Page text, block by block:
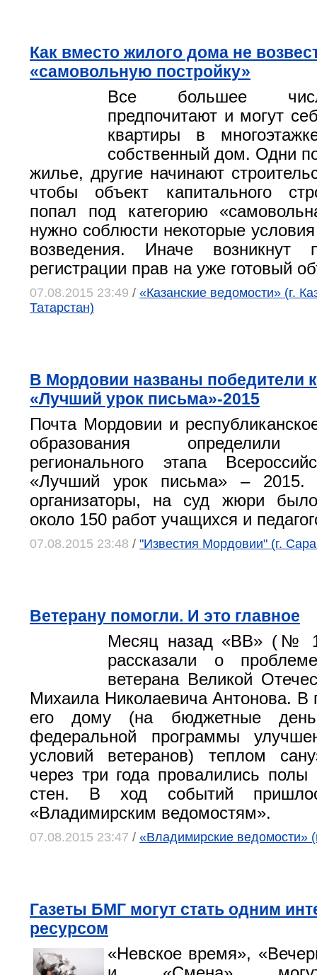
Как вместо жилого дома не
«самовольную постройку»
Все большее
предпочитают и могут
квартиры в
собственный дом. Одни
жилье, другие начинают
чтобы объект капитального
попал под категорию
нужно соблюсти некоторые
возведения. Иначе возникнут
регистрации прав на уже готовый
07.08.2015 23:49 / «Казанские ведомости» (г.
Татарстан)
В Мордовии названы победители
«Лучший урок письма»-2015
Почта Мордовии и
образования определили
регионального этапа
«Лучший урок письма» – 2015.
организаторы, на суд жюри было
около 150 работ учащихся и
07.08.2015 23:48 / "Известия Мордовии" (г.
Ветерану помогли. И это главное
Месяц назад «ВВ» (№
рассказали о
ветерана Великой
Михаила Николаевича Антонова. В
его дому (на бюджетные
федеральной программы
условий ветеранов) теплом
через три года провалились полы
стен. В ход событий
«Владимирским ведомостям».
07.08.2015 23:47 / «Владимирские ведомости»
Газеты БМГ могут стать одним
ресурсом
«Невское время»,